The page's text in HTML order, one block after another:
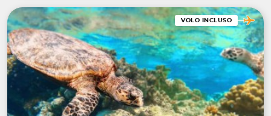
VOLO INCLUSO